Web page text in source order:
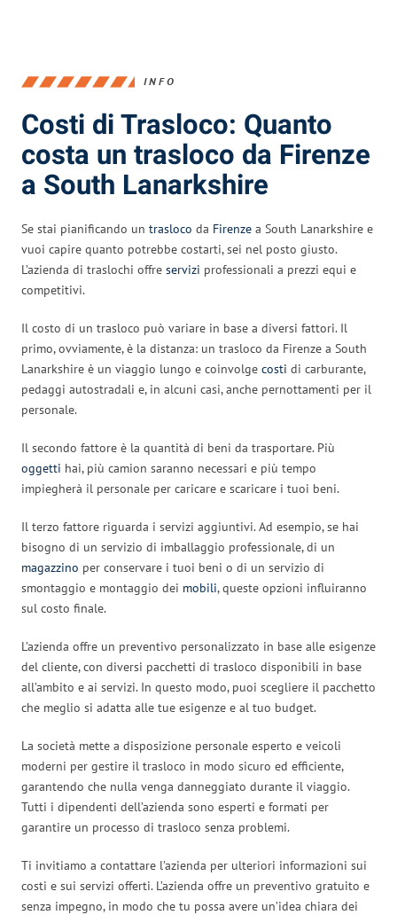
INFO
Costi di Trasloco: Quanto
costa un trasloco da Firenze
a South Lanarkshire
Se stai pianificando un trasloco da Firenze a South Lanarkshire e
vuoi capire quanto potrebbe costarti, sei nel posto giusto.
L’azienda di traslochi offre servizi professionali a prezzi equi e
competitivi.
Il costo di un trasloco può variare in base a diversi fattori. Il
primo, ovviamente, è la distanza: un trasloco da Firenze a South
Lanarkshire è un viaggio lungo e coinvolge costi di carburante,
pedaggi autostradali e, in alcuni casi, anche pernottamenti per il
personale.
Il secondo fattore è la quantità di beni da trasportare. Più
oggetti hai, più camion saranno necessari e più tempo
impiegherà il personale per caricare e scaricare i tuoi beni.
Il terzo fattore riguarda i servizi aggiuntivi. Ad esempio, se hai
bisogno di un servizio di imballaggio professionale, di un
magazzino per conservare i tuoi beni o di un servizio di
smontaggio e montaggio dei mobili, queste opzioni influiranno
sul costo finale.
L’azienda offre un preventivo personalizzato in base alle esigenze
del cliente, con diversi pacchetti di trasloco disponibili in base
all’ambito e ai servizi. In questo modo, puoi scegliere il pacchetto
che meglio si adatta alle tue esigenze e al tuo budget.
La società mette a disposizione personale esperto e veicoli
moderni per gestire il trasloco in modo sicuro ed efficiente,
garantendo che nulla venga danneggiato durante il viaggio.
Tutti i dipendenti dell’azienda sono esperti e formati per
garantire un processo di trasloco senza problemi.
Ti invitiamo a contattare l’azienda per ulteriori informazioni sui
costi e sui servizi offerti. L’azienda offre un preventivo gratuito e
senza impegno, in modo che tu possa avere un’idea chiara dei